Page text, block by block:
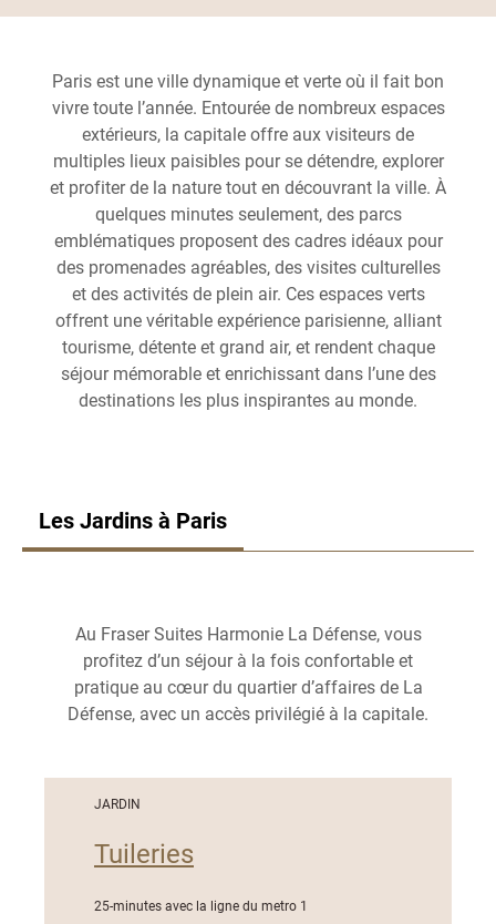
Paris est une ville dynamique et verte où il fait bon
vivre toute l’année. Entourée de nombreux espaces
extérieurs, la capitale offre aux visiteurs de
multiples lieux paisibles pour se détendre, explorer
et profiter de la nature tout en découvrant la ville. À
quelques minutes seulement, des parcs
emblématiques proposent des cadres idéaux pour
des promenades agréables, des visites culturelles
et des activités de plein air. Ces espaces verts
offrent une véritable expérience parisienne, alliant
tourisme, détente et grand air, et rendent chaque
séjour mémorable et enrichissant dans l’une des
destinations les plus inspirantes au monde.
Les Jardins à Paris
Au Fraser Suites Harmonie La Défense, vous
profitez d’un séjour à la fois confortable et
pratique au cœur du quartier d’affaires de La
Défense, avec un accès privilégié à la capitale.
JARDIN
Tuileries
25-minutes avec la ligne du metro 1